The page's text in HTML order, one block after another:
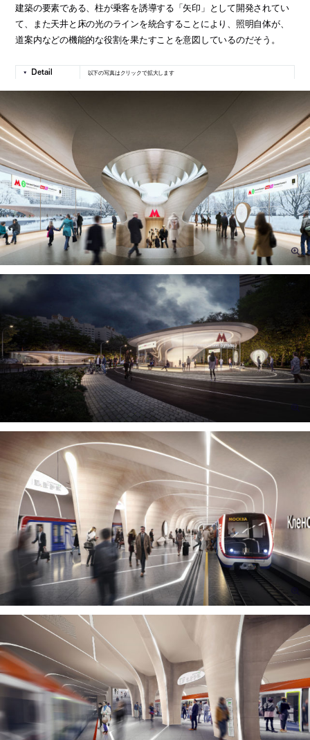
建築の要素である、柱が乗客を誘導する「矢印」として開発されてい
て、また天井と床の光のラインを統合することにより、照明自体が、
道案内などの機能的な役割を果たすことを意図しているのだそう。
以下の写真はクリックで拡大します